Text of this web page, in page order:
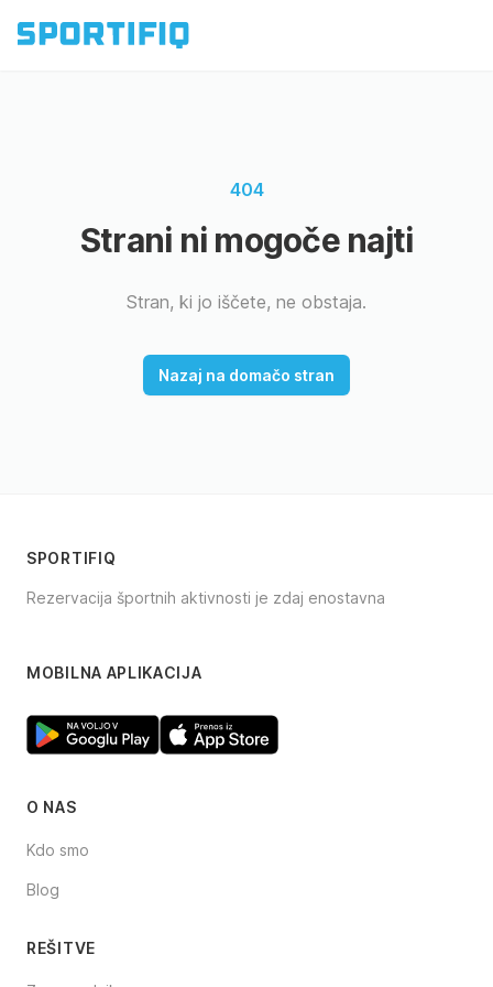
404
Strani ni mogoče najti
Stran, ki jo iščete, ne obstaja.
Nazaj na domačo stran
SPORTIFIQ
Rezervacija športnih aktivnosti je zdaj enostavna
MOBILNA APLIKACIJA
O NAS
Kdo smo
Blog
REŠITVE